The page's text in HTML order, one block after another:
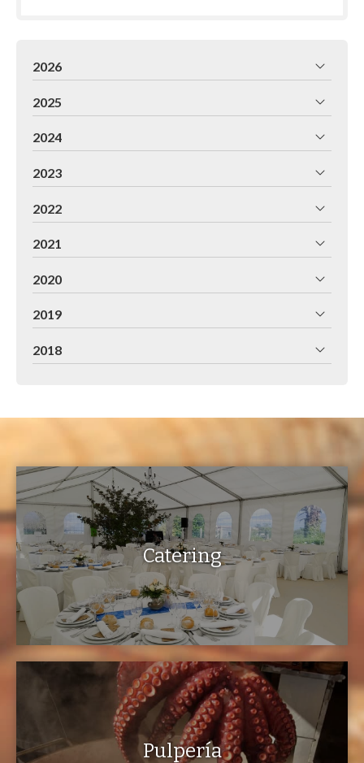
2026
2025
2024
2023
2022
2021
2020
2019
2018
Catering
Pulpería